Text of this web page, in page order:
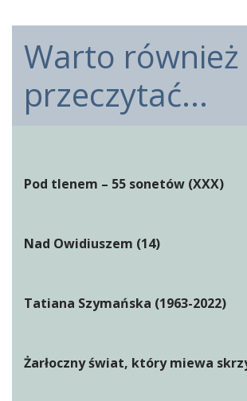
Warto również
przeczytać...
Pod tlenem – 55 sonetów (XXX)
Nad Owidiuszem (14)
Tatiana Szymańska (1963-2022)
Żarłoczny świat, który miewa